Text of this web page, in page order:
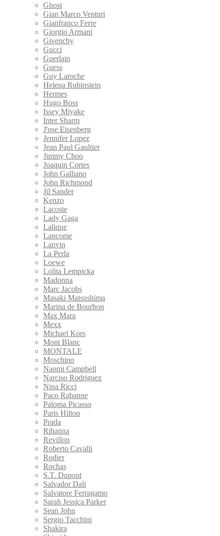
Ghost
Gian Marco Venturi
Gianfranco Ferre
Giorgio Armani
Givenchy
Gucci
Guerlain
Guess
Guy Laroche
Helena Rubinstein
Hermes
Hugo Boss
Issey Miyake
Inter Sharm
J'ose Eisenberg
Jennifer Lopez
Jean Paul Gaultier
Jimmy Choo
Joaquin Cortes
John Galliano
John Richmond
Jil Sander
Kenzo
Lacoste
Lady Gaga
Lalique
Lancome
Lanvin
La Perla
Loewe
Lolita Lempicka
Madonna
Marc Jacobs
Masaki Matsushima
Marina de Bourbon
Max Mara
Mexx
Michael Kors
Mont Blanc
MONTALE
Moschino
Naomi Campbell
Narciso Rodriguez
Nina Ricci
Paco Rabanne
Paloma Picasso
Paris Hilton
Prada
Rihanna
Revillon
Roberto Cavalli
Rodier
Rochas
S.T. Dupont
Salvador Dali
Salvatore Ferragamo
Sarah Jessica Parker
Sean John
Sergio Tacchini
Shakira